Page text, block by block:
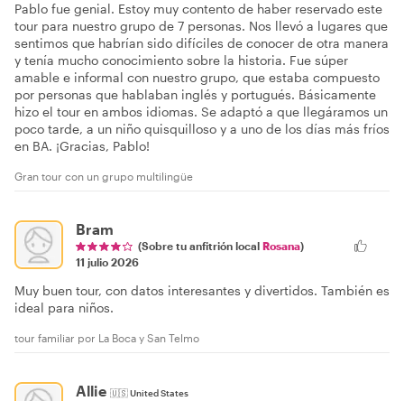
Pablo fue genial. Estoy muy contento de haber reservado este
tour para nuestro grupo de 7 personas. Nos llevó a lugares que
sentimos que habrían sido difíciles de conocer de otra manera
y tenía mucho conocimiento sobre la historia. Fue súper
amable e informal con nuestro grupo, que estaba compuesto
por personas que hablaban inglés y portugués. Básicamente
hizo el tour en ambos idiomas. Se adaptó a que llegáramos un
poco tarde, a un niño quisquilloso y a uno de los días más fríos
en BA. ¡Gracias, Pablo!
Gran tour con un grupo multilingüe
Bram
(Sobre tu anfitrión local Rosana)
11 julio 2026
Muy buen tour, con datos interesantes y divertidos. También es
ideal para niños.
tour familiar por La Boca y San Telmo
Allie 🇺🇸United States